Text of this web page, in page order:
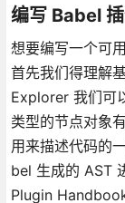
编写 Babel
想要编写一个可
首先我们得理解
Explorer 我们可
类型的节点对象
用来描述代码的
bel 生成的 AST
Plugin